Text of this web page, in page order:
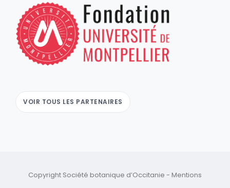
VOIR TOUS LES PARTENAIRES
Copyright Société botanique d’Occitanie - Mentions